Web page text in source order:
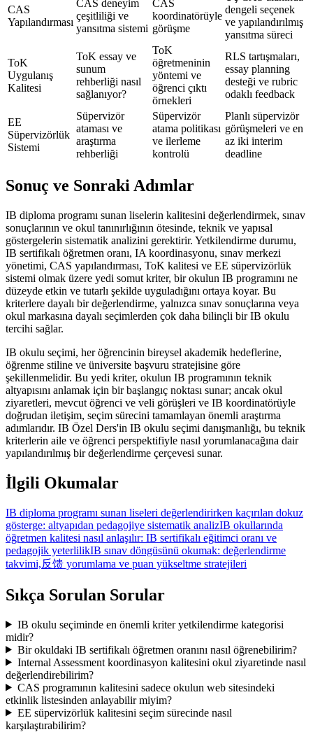
CAS
Yapılandırması
CAS deneyim
çeşitliliği ve
yansıtma sistemi
CAS
koordinatörüyle
görüşme
dengeli seçenek
ve yapılandırılmış
yansıtma süreci
ToK
Uygulanış
Kalitesi
ToK essay ve
sunum
rehberliği nasıl
sağlanıyor?
ToK
öğretmeninin
yöntemi ve
öğrenci çıktı
örnekleri
RLS tartışmaları,
essay planning
desteği ve rubric
odaklı feedback
EE
Süpervizörlük
Sistemi
Süpervizör
ataması ve
araştırma
rehberliği
Süpervizör
atama politikası
ve ilerleme
kontrolü
Planlı süpervizör
görüşmeleri ve en
az iki interim
deadline
Sonuç ve Sonraki Adımlar
IB diploma programı sunan liselerin kalitesini değerlendirmek, sınav
sonuçlarının ve okul tanınırlığının ötesinde, teknik ve yapısal
göstergelerin sistematik analizini gerektirir. Yetkilendirme durumu,
IB sertifikalı öğretmen oranı, IA koordinasyonu, sınav merkezi
yönetimi, CAS yapılandırması, ToK kalitesi ve EE süpervizörlük
sistemi olmak üzere yedi somut kriter, bir okulun IB programını ne
düzeyde etkin ve tutarlı şekilde uyguladığını ortaya koyar. Bu
kriterlere dayalı bir değerlendirme, yalnızca sınav sonuçlarına veya
okul markasına dayalı seçimlerden çok daha bilinçli bir IB okulu
tercihi sağlar.
IB okulu seçimi, her öğrencinin bireysel akademik hedeflerine,
öğrenme stiline ve üniversite başvuru stratejisine göre
şekillenmelidir. Bu yedi kriter, okulun IB programının teknik
altyapısını anlamak için bir başlangıç noktası sunar; ancak okul
ziyaretleri, mevcut öğrenci ve veli görüşleri ve IB koordinatörüyle
doğrudan iletişim, seçim sürecini tamamlayan önemli araştırma
adımlarıdır. IB Özel Ders'in IB okulu seçimi danışmanlığı, bu teknik
kriterlerin aile ve öğrenci perspektifiyle nasıl yorumlanacağına dair
yapılandırılmış bir değerlendirme çerçevesi sunar.
İlgili Okumalar
IB diploma programı sunan liseleri değerlendirirken kaçırılan dokuz
gösterge: altyapıdan pedagojiye sistematik analizIB okullarında
öğretmen kalitesi nasıl anlaşılır: IB sertifikalı eğitimci oranı ve
pedagojik yeterlilikIB sınav döngüsünü okumak: değerlendirme
takvimi,反馈 yorumlama ve puan yükseltme stratejileri
Sıkça Sorulan Sorular
IB okulu seçiminde en önemli kriter yetkilendirme kategorisi
midir?
Bir okuldaki IB sertifikalı öğretmen oranını nasıl öğrenebilirim?
Internal Assessment koordinasyon kalitesini okul ziyaretinde nasıl
değerlendirebilirim?
CAS programının kalitesini sadece okulun web sitesindeki
etkinlik listesinden anlayabilir miyim?
EE süpervizörlük kalitesini seçim sürecinde nasıl
karşılaştırabilirim?